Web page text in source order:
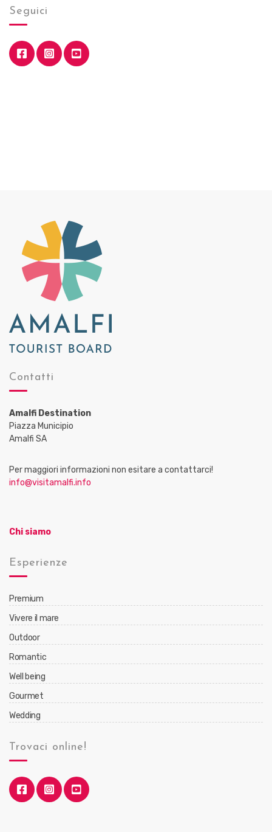
Seguici
Contatti
Amalfi Destination
Piazza Municipio
Amalfi SA
Per maggiori informazioni non esitare a contattarci!
info@visitamalfi.info
Chi siamo
Esperienze
Premium
Vivere il mare
Outdoor
Romantic
Well being
Gourmet
Wedding
Trovaci online!